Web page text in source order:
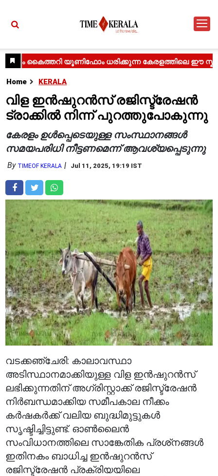
Home KERALA
വിള ഇൻഷുറൻസ് രജിസ്ട്രേഷൻ
ട്രാക്കിൽ നിന്ന് പുറത്തുപോകുന്നു
കേരളം ഉൾപ്പെടെയുള്ള സംസ്ഥാനങ്ങൾ
സമയപരിധി നീട്ടണമെന്ന് ആവശ്യപ്പെടുന്നു
By TIMEOF KERALA Jul 11, 2025, 19:19 IST
വടക്കഞ്ചേരി: കാലാവസ്ഥാ
അടിസ്ഥാനമാക്കിയുള്ള വിള ഇൻഷുറൻസ്
ലഭിക്കുന്നതിന് അഗ്രിസ്റ്റാക്ക് രജിസ്ട്രേഷൻ
നിർബന്ധമാക്കിയ സമീപകാല നീക്കം
കർഷകർക്ക് വലിയ ബുദ്ധിമുട്ടുകൾ
സൃഷ്ടിച്ചിട്ടുണ്ട്. ഓൺലൈൻ
സംവിധാനത്തിലെ സാങ്കേതിക പ്രശ്‌നങ്ങൾ
ഇതിനകം ബാധിച്ച ഇൻഷുറൻസ്
രജിസ്ട്രേഷൻ പ്രക്രിയയിലെ